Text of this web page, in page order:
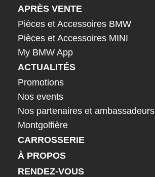
APRÈS VENTE
Pièces et Accessoires BMW
Pièces et Accessoires MINI
My BMW App
ACTUALITÉS
Promotions
Nos events
Nos partenaires et ambassadeurs
Montgolfière
CARROSSERIE
À PROPOS
RENDEZ-VOUS